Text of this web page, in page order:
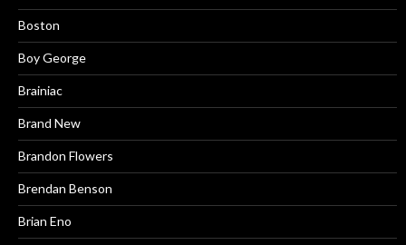
Boston
Boy George
Brainiac
Brand New
Brandon Flowers
Brendan Benson
Brian Eno